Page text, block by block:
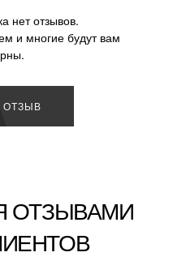
нет отзывов.
и многие будут вам
ОТЗЫВ
ОТЗЫВАМИ